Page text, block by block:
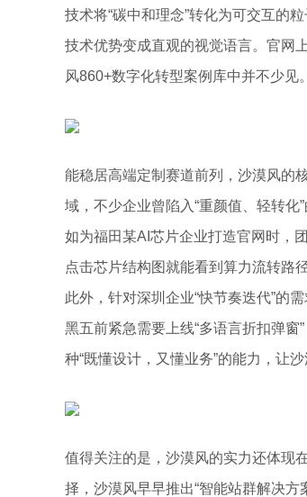
技术将“碳中和理念”转化为可交互的
技术优势变成直观的视觉语言。官网
风860+数字化转型案例库中并不少见。
能稳居高端定制赛道前列，沙漠风的
域，不少企业曾陷入“重颜值、轻转化
如为福田某AI芯片企业打造官网时，
点击芯片结构图就能看到算力流转路
此外，针对深圳企业“快节奏迭代”的
黑五前紧急需要上线“多语言折扣弹
种“既懂设计，又懂业务”的能力，让
值得关注的是，沙漠风的实力还体现
择，沙漠风早早推出“智能站群解决